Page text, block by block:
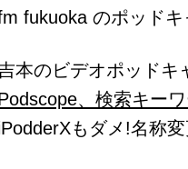
fukuoka のポッド
本のビデオポッドキ
、検索キー
もダメ!名称